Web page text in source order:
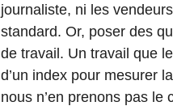
journaliste, ni les
standard. Or, poser des
de travail. Un travail que
d’un index pour mesurer
nous n’en prenons pas le